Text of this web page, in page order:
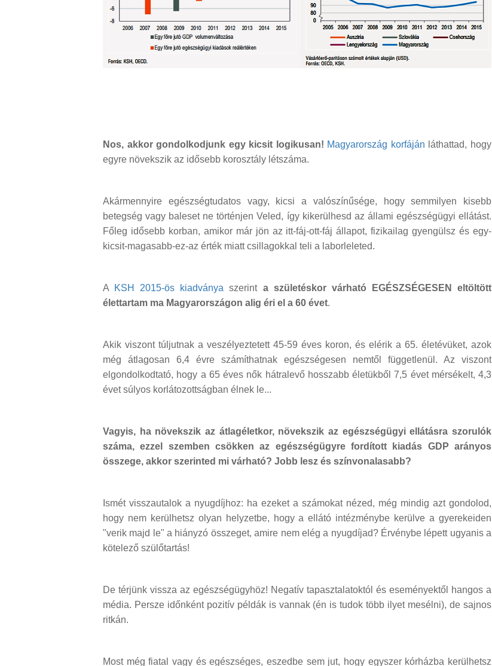
Nos, akkor gondolkodjunk egy kicsit logikusan! Magyarország korfáján láthattad, hogy
egyre növekszik az idősebb korosztály létszáma.
Akármennyire egészségtudatos vagy, kicsi a valószínűsége, hogy semmilyen kisebb
betegség vagy baleset ne történjen Veled, így kikerülhesd az állami egészségügyi ellátást.
Főleg idősebb korban, amikor már jön az itt-fáj-ott-fáj állapot, fizikailag gyengülsz és egy-
kicsit-magasabb-ez-az érték miatt csillagokkal teli a laborleleted.
A KSH 2015-ös kiadványa szerint a születéskor várható EGÉSZSÉGESEN eltöltött
élettartam ma Magyarországon alig éri el a 60 évet.
Akik viszont túljutnak a veszélyeztetett 45-59 éves koron, és elérik a 65. életévüket, azok
még átlagosan 6,4 évre számíthatnak egészségesen nemtől függetlenül. Az viszont
elgondolkodtató, hogy a 65 éves nők hátralevő hosszabb életükből 7,5 évet mérsékelt, 4,3
évet súlyos korlátozottságban élnek le...
Vagyis, ha növekszik az átlagéletkor, növekszik az egészségügyi ellátásra szorulók
száma, ezzel szemben csökken az egészségügyre fordított kiadás GDP arányos
összege, akkor szerinted mi várható? Jobb lesz és színvonalasabb?
Ismét visszautalok a nyugdíjhoz: ha ezeket a számokat nézed, még mindig azt gondolod,
hogy nem kerülhetsz olyan helyzetbe, hogy a ellátó intézménybe kerülve a gyerekeiden
"verik majd le" a hiányzó összeget, amire nem elég a nyugdíjad? Érvénybe lépett ugyanis a
kötelező szülőtartás!
De térjünk vissza az egészségügyhöz! Negatív tapasztalatoktól és eseményektől hangos a
média. Persze időnként pozitív példák is vannak (én is tudok több ilyet mesélni), de sajnos
ritkán.
Most még fiatal vagy és egészséges, eszedbe sem jut, hogy egyszer kórházba kerülhetsz